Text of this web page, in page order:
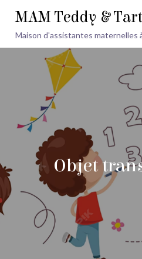
content
MAM Teddy &
Maison d'assistantes maternelles
Objet